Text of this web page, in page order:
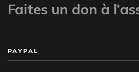
Faites un don à
PAYPAL